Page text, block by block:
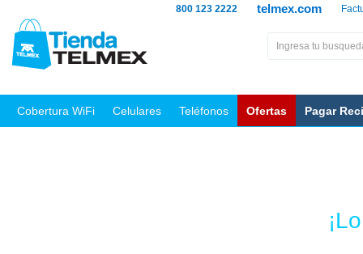
telmex.com
800 123 2222
Cobertura WiFi Celulares Teléfonos Ofertas Pagar